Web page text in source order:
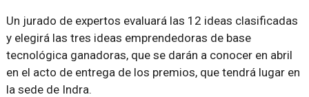
Un jurado de expertos evaluará las 12 ideas clasificadas
y elegirá las tres ideas emprendedoras de base
tecnológica ganadoras, que se darán a conocer en abril
en el acto de entrega de los premios, que tendrá lugar en
la sede de Indra.